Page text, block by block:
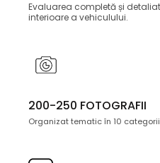
Evaluarea completă și
interioare a vehiculului.
200-250 FOTOGRAFII
Organizat tematic în 10